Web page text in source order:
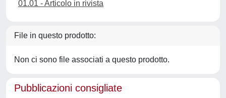
01.01 - Articolo in rivista
File in questo prodotto:
Non ci sono file associati a questo prodotto.
Pubblicazioni consigliate